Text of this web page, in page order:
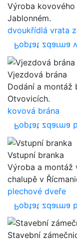
Výroba
Jablonném.
dvoukřídlá vrata
Poptat zdarma
Vjezdová brána
Dodání a montáž
Otvovicích.
kovová brána
Poptat zdarma
Vstupní branka
Výroba a montáž
chalupě v
plechové dveře
Poptat zdarma
Stavební